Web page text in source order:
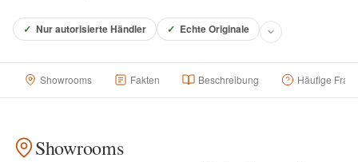
Objekte
Für Händler
✓ Nur autorisierte Händler ✓ Echte Originale
Showrooms Fakten Beschreibung Häufige
Showrooms